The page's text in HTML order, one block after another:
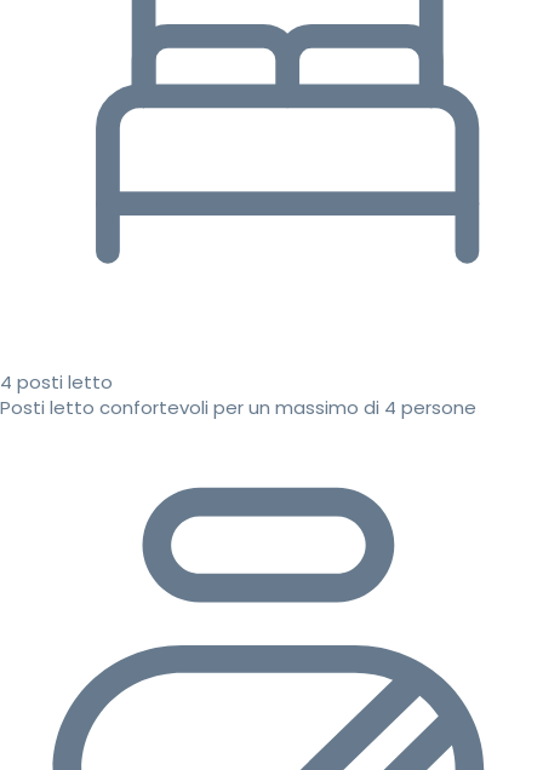
4 posti letto
Posti letto confortevoli per un massimo di 4 persone